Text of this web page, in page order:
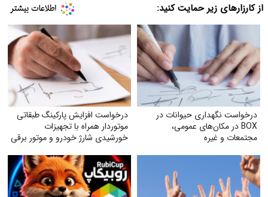
از کارزارهای زیر حمایت کنید:
درخواست نگهداری حیوانات در
BOX در مکان‌های عمومی،
مجتمعات و غیره
درخواست افزایش پارکینگ طبقاتی
موتوردار همراه با تجهیزات
خورشیدی شارژ خودرو و موتور برقی